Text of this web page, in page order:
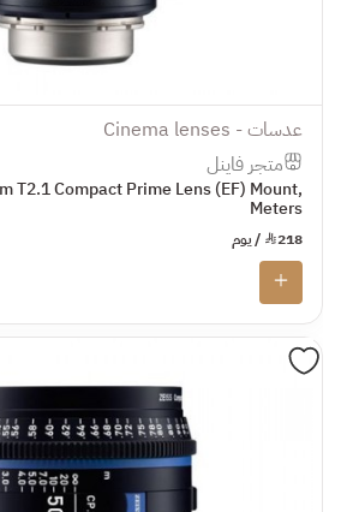
عدسات - Cinema lenses
متجر فاينل
T2.1 Compact Prime Lens (EF) Mount,
Meters
218
¥ / يوم